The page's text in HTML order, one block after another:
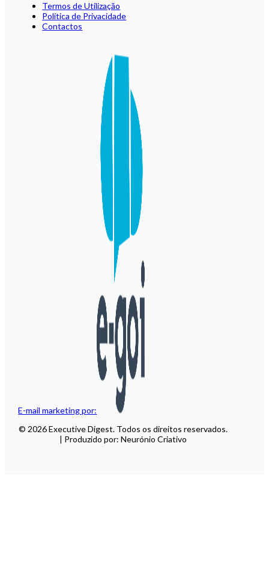
E-mail marketing por:
Termos de Utilização
Política de Privacidade
Contactos
© 2026 Executive Digest. Todos os direitos reservados.
| Produzido por: Neurónio Criativo